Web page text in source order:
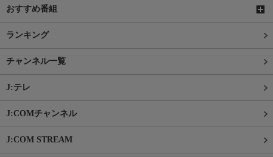
おすすめ番組
ランキング
チャンネル一覧
J:テレ
J:COMチャンネル
J:COM STREAM